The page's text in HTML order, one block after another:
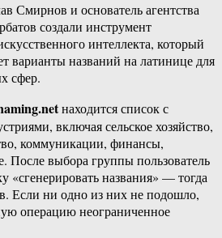
Смирнов и основатель агентства
создали инструмент
интеллекта, который
варианты названий на латинице для
сфер.
находится список с
включая сельское хозяйство,
коммуникации, финансы,
После выбора группы пользователь
«сгенерировать названия» — тогда
Если ни одно из них не подошло,
операцию неограниченное